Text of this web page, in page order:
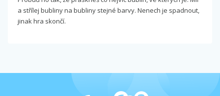
a střílej bubliny na bubliny stejné barvy. Nenech je spadnout,
jinak hra skončí.